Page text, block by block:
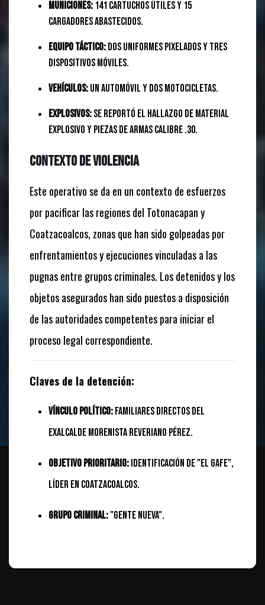
Municiones: 141 cartuchos útiles y 15
cargadores abastecidos.
Equipo Táctico:Dos uniformes pixelados y tres
dispositivos móviles.
Vehículos:Un automóvil y dos motocicletas.
Explosivos:Se reportó el hallazgo de material
explosivo y piezas de armas calibre .30.
Contexto de violencia
Este operativo se da en un contexto de esfuerzos
por pacificar las regiones del Totonacapan y
Coatzacoalcos, zonas que han sido golpeadas por
enfrentamientos y ejecuciones vinculadas a las
pugnas entre grupos criminales. Los detenidos y los
objetos asegurados han sido puestos a disposición
de las autoridades competentes para iniciar el
proceso legal correspondiente.
Claves de la detención:
Vínculo Político:Familiares directos del
exalcalde morenista Reveriano Pérez.
Objetivo Prioritario:Identificación de "El Gafe",
líder en Coatzacoalcos.
Grupo Criminal:"Gente Nueva".